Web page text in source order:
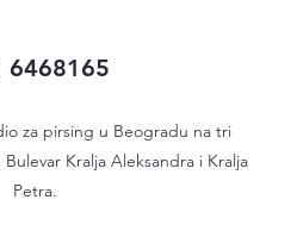
6468165
za pirsing u Beogradu na tri
Kralja Aleksandra i Kralja
Petra.